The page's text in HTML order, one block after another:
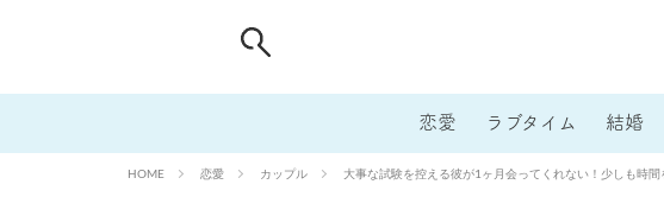
恋愛 ラブタイム 結婚
HOME 恋愛 カップル 大事な試験を控える彼が1ヶ月会ってくれない！少しも時間